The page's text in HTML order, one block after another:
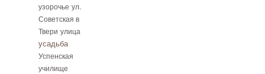
узорочье ул.
Советская в
Твери улица
усадьба
Успенская
училище